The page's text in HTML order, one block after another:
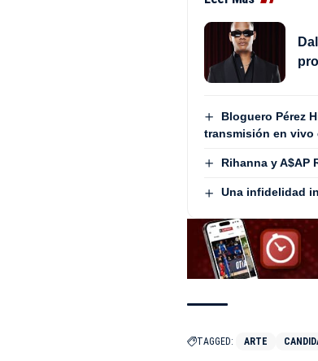
Bloguero Pérez
transmisión en vivo
Rihanna y A$AP
Una infidelidad
TAGGED: ARTE